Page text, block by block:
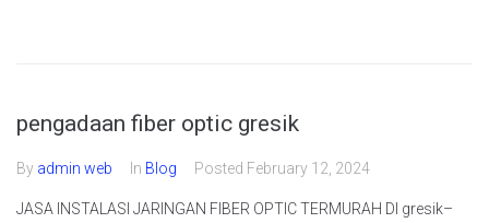
pengadaan fiber optic gresik
By admin web In Blog Posted February 12, 2024
JASA INSTALASI JARINGAN FIBER OPTIC TERMURAH DI gresik–